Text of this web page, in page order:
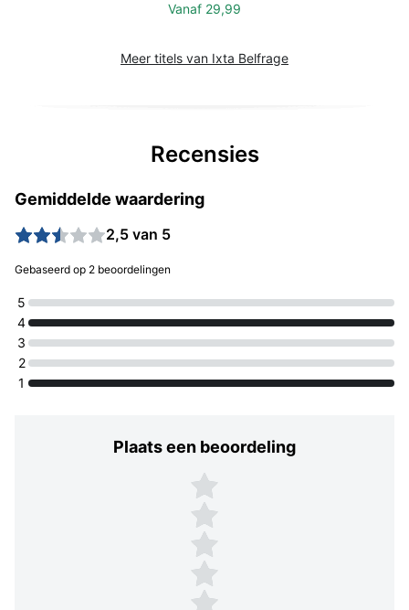
Vanaf 29,99
Meer titels van Ixta Belfrage
Recensies
Gemiddelde waardering
2,5 van 5
Gebaseerd op 2 beoordelingen
5
4
3
2
1
Plaats een beoordeling
Plaats een beoordeling
5 sterren
4 sterren
3 sterren
2 sterren
1 ster